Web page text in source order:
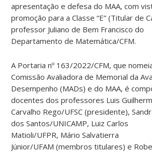
apresentação e defesa do MAA, com
promoção para a Classe “E” (Titular de
professor Juliano de Bem Francisco do
Departamento de Matemática/CFM.
A Portaria nº 163/2022/CFM, que
Comissão Avaliadora de Memorial da
Desempenho (MADs) e do MAA, é
docentes dos professores Luis
Carvalho Rego/UFSC (presidente),
dos Santos/UNICAMP, Luiz Carlos
Matioli/UFPR, Mário Salvatierra
Júnior/UFAM (membros titulares) e